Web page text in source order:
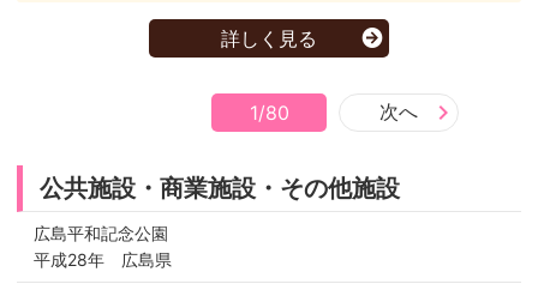
詳しく見る
1/80 次へ
公共施設・商業施設・その他施設
広島平和記念公園
平成28年
広島県